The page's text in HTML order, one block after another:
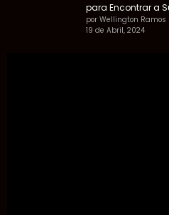
para Encontrar a
por Wellington Ramos
19 de Abril, 2024